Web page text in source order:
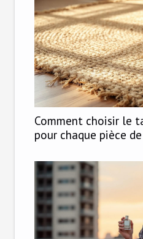
Comment choisir le
pour chaque pièce